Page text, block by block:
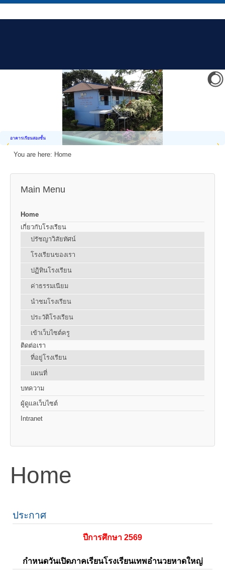
อาคารเรียนสองชั้น
You are here: Home
Main Menu
Home
เกี่ยวกับโรงเรียน
ปรัชญาวิสัยทัศน์
โรงเรียนของเรา
ปฏิทินโรงเรียน
ค่าธรรมเนียม
นำชมโรงเรียน
ประวัติโรงเรียน
เข้าเว็บไซต์ครู
ติดต่อเรา
ที่อยู่โรงเรียน
แผนที่
บทความ
ผู้ดูแลเว็บไซต์
Intranet
Home
ประกาศ
ปีการศึกษา 2569
กำหนดวันเปิดภาคเรียนโรงเรียนเทพอำนวยหาดใหญ่